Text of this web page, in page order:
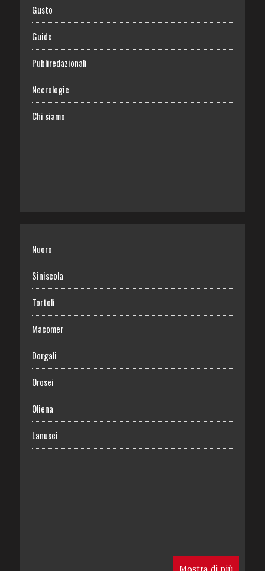
Gusto
Guide
Publiredazionali
Necrologie
Chi siamo
Nuoro
Siniscola
Tortolì
Macomer
Dorgali
Orosei
Oliena
Lanusei
Mostra di più